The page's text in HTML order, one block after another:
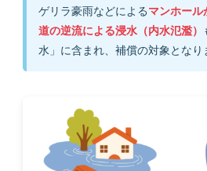
ゲリラ豪雨などによるマンホール
道の逆流による浸水（内水氾濫）
水」に含まれ、補償の対象となり